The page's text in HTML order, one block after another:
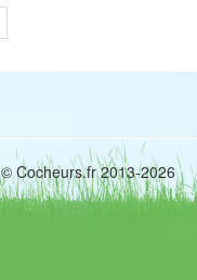
© Cocheurs.fr 2013-2026